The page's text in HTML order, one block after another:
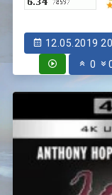
12.05.2019
0